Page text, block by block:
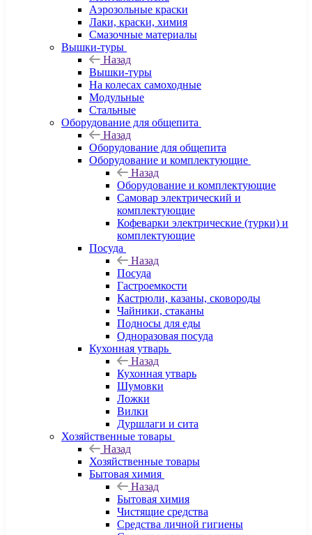
Аэрозольные краски
Лаки, краски, химия
Смазочные материалы
Вышки-туры
Назад
Вышки-туры
На колесах самоходные
Модульные
Стальные
Оборудование для общепита
Назад
Оборудование для общепита
Оборудование и комплектующие
Назад
Оборудование и комплектующие
Самовар электрический и
комплектующие
Кофеварки электрические (турки) и
комплектующие
Посуда
Назад
Посуда
Гастроемкости
Кастрюли, казаны, сковороды
Чайники, стаканы
Подносы для еды
Одноразовая посуда
Кухонная утварь
Назад
Кухонная утварь
Шумовки
Ложки
Вилки
Дуршлаги и сита
Хозяйственные товары
Назад
Хозяйственные товары
Бытовая химия
Назад
Бытовая химия
Чистящие средства
Средства личной гигиены